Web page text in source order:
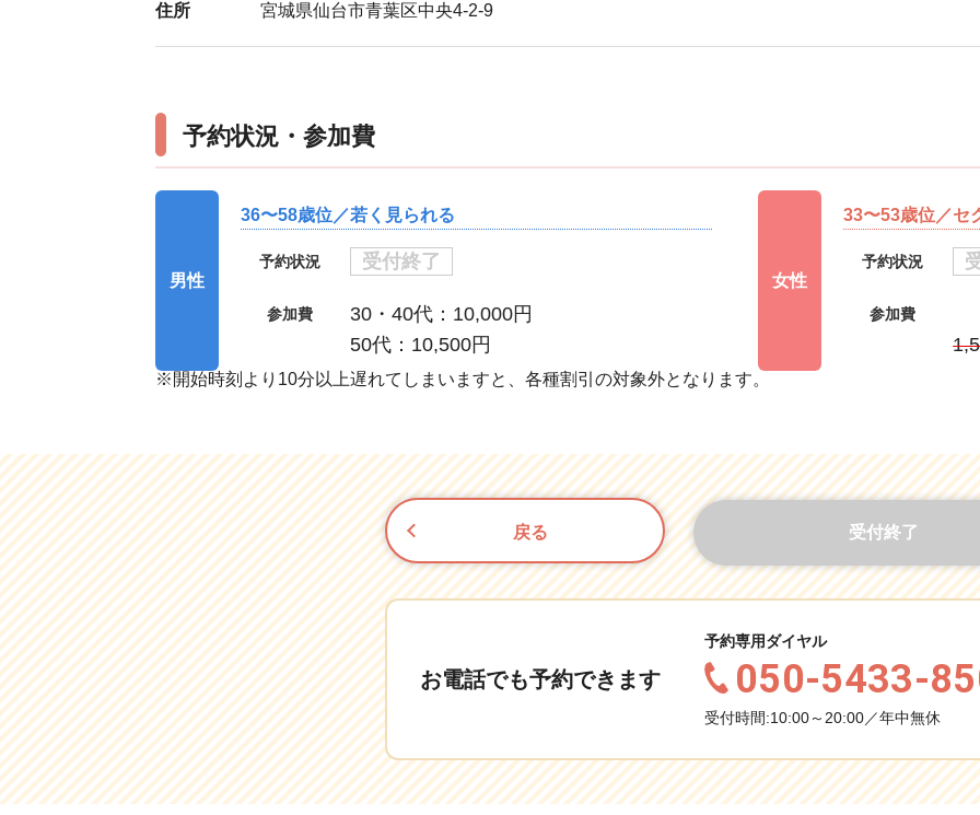
住所 宮城県仙台市青葉区中央4-2-9
予約状況・参加費
男性
36〜58歳位／若く見られる
予約状況 受付終了
参加費
30・40代：10,000円
50代：10,500円
女性
33〜53歳位／セ
予約状況
参加費
※開始時刻より10分以上遅れてしまいますと、各種割引の対象外となります。
戻る 受付終了
お電話でも予約できます
予約専用ダイヤル
050-5433-
受付時間:10:00～20:00／年中無休